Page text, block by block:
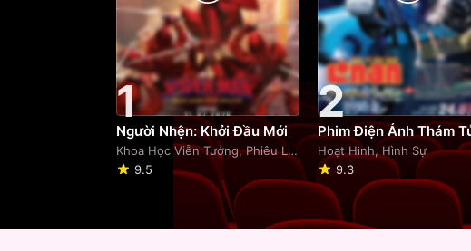
1
Người Nhện: Khởi Đầu Mới
Khoa Học Viễn Tưởng, Phiêu Lưu
9.5
2
Hoạt Hình, Hình Sự
9.3